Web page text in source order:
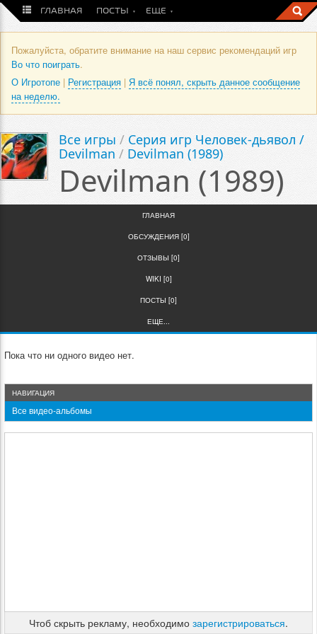
ГЛАВНАЯ ПОСТЫ ЕЩЕ
Пожалуйста, обратите внимание на наш сервис рекомендаций игр
Во что поиграть.
О Игротопе | Регистрация | Я всё понял, скрыть данное сообщение
на неделю.
Все игры / Серия игр Человек-дьявол /
Devilman / Devilman (1989)
Devilman (1989)
ГЛАВНАЯ
ОБСУЖДЕНИЯ [0]
ОТЗЫВЫ [0]
WIKI [0]
ПОСТЫ [0]
ЕЩЕ...
Пока что ни одного видео нет.
НАВИГАЦИЯ
Все видео-альбомы
Чтоб скрыть рекламу, необходимо зарегистрироваться.